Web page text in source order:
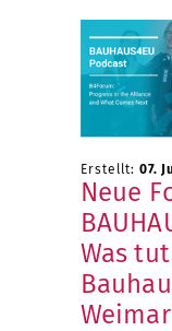
Erstellt: 07.
Neue
Was